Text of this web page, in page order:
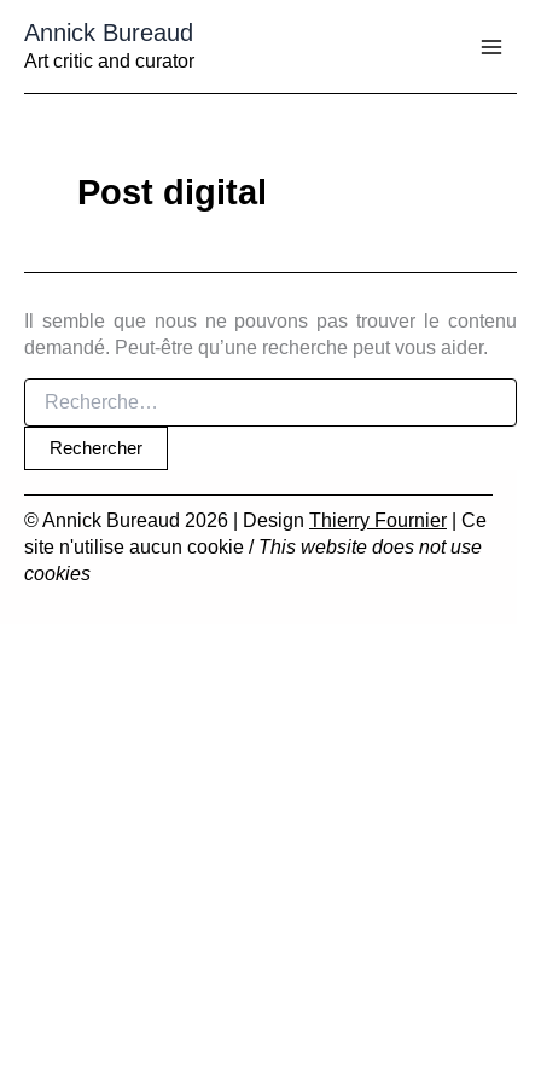
contenu
Annick Bureaud
Art critic and curator
Post digital
Il semble que nous ne pouvons pas trouver le contenu
demandé. Peut-être qu’une recherche peut vous aider.
Rechercher :
© Annick Bureaud 2026 | Design Thierry Fournier | Ce
site n'utilise aucun cookie / This website does not use
cookies